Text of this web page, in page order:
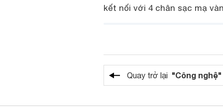
kết nối với 4 chân sạc mạ
Quay trở lại "Công nghệ"